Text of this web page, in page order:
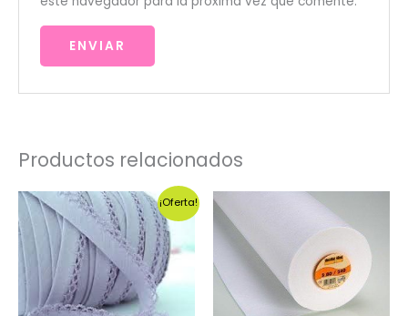
Productos relacionados
¡Oferta!